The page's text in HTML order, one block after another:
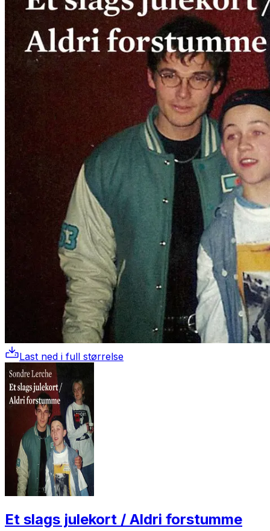
Last ned i full størrelse
Et slags julekort / Aldri forstumme